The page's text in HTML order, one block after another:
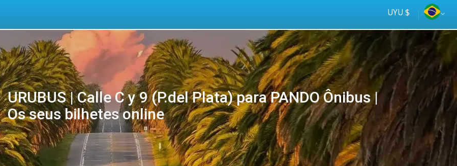
UYU $
URUBUS | Calle C y 9 (P.del Plata) para PANDO Ônibus |
Os seus bilhetes online
online
Tus